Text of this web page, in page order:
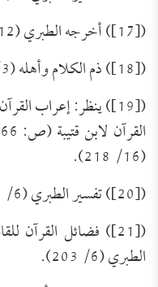
([17]) أخرجه الطبري (12/ 479-480).
([18]) ذم الكلام وأهله (3/ 215).
(16/ 218).
([20]) تفسير الطبري (6/ 203).
الطبري (6/ 203).